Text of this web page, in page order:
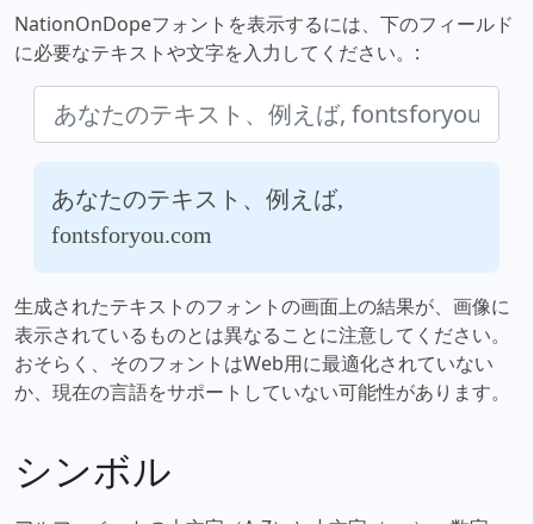
NationOnDopeフォントを表示するには、下のフィールド
に必要なテキストや文字を入力してください。:
あなたのテキスト、例えば,
fontsforyou.com
生成されたテキストのフォントの画面上の結果が、画像に
表示されているものとは異なることに注意してください。
おそらく、そのフォントはWeb用に最適化されていない
か、現在の言語をサポートしていない可能性があります。
シンボル